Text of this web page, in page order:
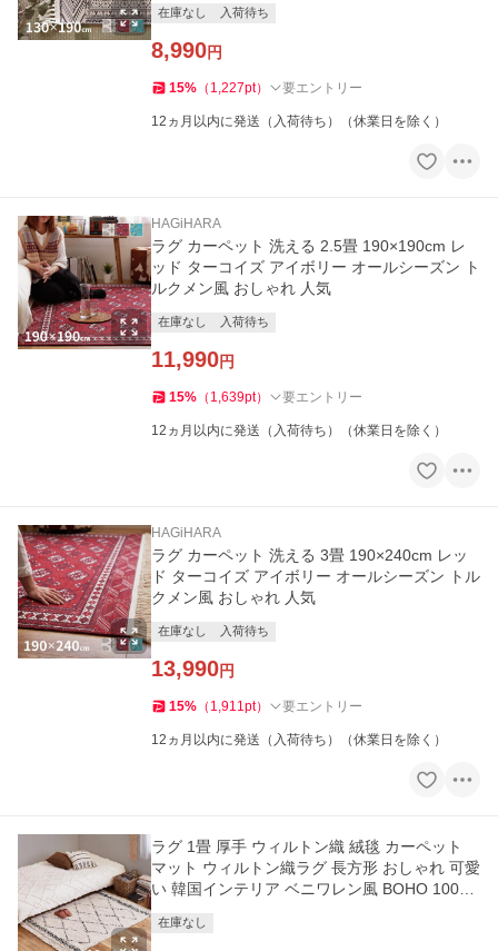
在庫なし 入荷待ち
8,990円
15% （ 1,227pt） 要エントリー
12ヵ月以内に発送（入荷待ち）（休業日を除く）
HAGiHARA
ラグ カーペット 洗える 2.5畳 190×190cm レ
ッド ターコイズ アイボリー オールシーズン ト
ルクメン風 おしゃれ 人気
在庫なし 入荷待ち
11,990円
15% （ 1,639pt） 要エントリー
12ヵ月以内に発送（入荷待ち）（休業日を除く）
HAGiHARA
ラグ カーペット 洗える 3畳 190×240cm レッ
ド ターコイズ アイボリー オールシーズン トル
クメン風 おしゃれ 人気
在庫なし 入荷待ち
13,990円
15% （ 1,911pt） 要エントリー
12ヵ月以内に発送（入荷待ち）（休業日を除く）
ラグ 1畳 厚手 ウィルトン織 絨毯 カーペット
マット ウィルトン織ラグ 長方形 おしゃれ 可愛
い 韓国インテリア ベニワレン風 BOHO 100×1
在庫なし